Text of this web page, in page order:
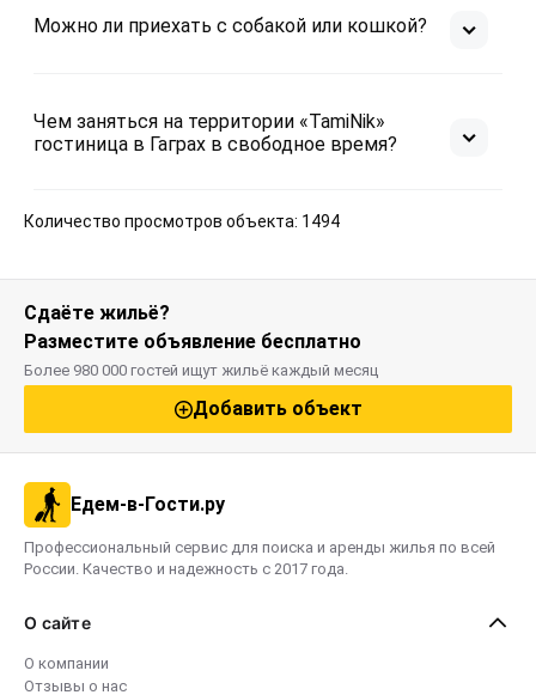
Можно ли приехать с собакой или кошкой?
Чем заняться на территории «TamiNik»
гостиница в Гаграх в свободное время?
Количество просмотров объекта: 1494
Сдаёте жильё?
Разместите объявление бесплатно
Более 980 000 гостей ищут жильё каждый месяц
Добавить объект
Едем-в-Гости.ру
Профессиональный сервис для поиска и аренды жилья по всей
России. Качество и надежность с 2017 года.
О сайте
О компании
Отзывы о нас